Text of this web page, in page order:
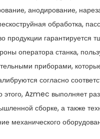
анодирование,
обработка,
продукции гарантируется
оператора станка,
приборами,
согласно
Azmec выполняет
сборке, а также
механического